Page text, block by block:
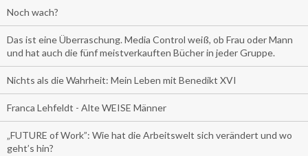
Noch wach?
Das ist eine Überraschung. Media Control weiß, ob Frau oder Mann
und hat auch die fünf meistverkauften Bücher in jeder Gruppe.
Nichts als die Wahrheit: Mein Leben mit Benedikt XVI
Franca Lehfeldt - Alte WEISE Männer
„FUTURE of Work”: Wie hat die Arbeitswelt sich verändert und wo
geht’s hin?